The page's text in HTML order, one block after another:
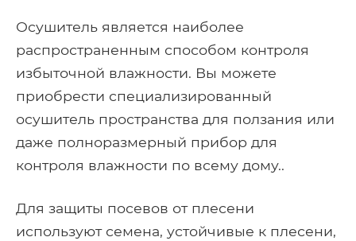
Осушитель является наиболее
распространенным способом контроля
избыточной влажности. Вы можете
приобрести специализированный
осушитель пространства для ползания или
даже полноразмерный прибор для
контроля влажности по всему дому..
Для защиты посевов от плесени
используют семена, устойчивые к плесени,